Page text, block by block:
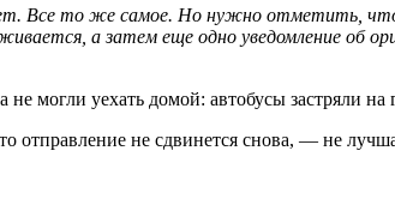
Все то же самое. Но нужно отметить,
а затем еще одно уведомление об
отправление не сдвинется снова, — не